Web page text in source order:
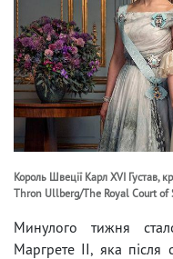
Король Швеції Карл XVI Густав,
Thron Ullberg/The Royal Court of
Минулого тижня
Маргрете II, яка після